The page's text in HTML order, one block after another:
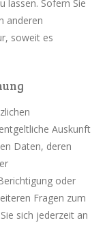
lassen. Sofern Sie
anderen
soweit es
Auskunft
Daten, deren
oder
Fragen zum
sich jederzeit an